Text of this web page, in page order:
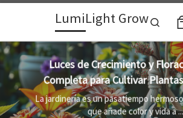
Skip to contentLumiLight Grow
Lámparas para indoor:
crecimiento óptimo
Al cultivar plantas en el
proporcionar el entorno